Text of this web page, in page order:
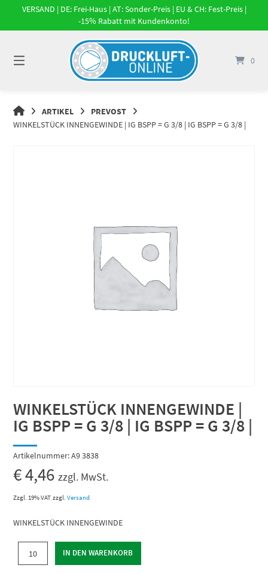
Springe
Inhalt
VERSAND | DE: Frei-Haus | AT: Sonder-Preis | EU & CH: Fest-Preis |
-15% Rabatt mit Kundenkonto!
0
DRUCKLUFT-
ONLINE
ARTIKEL
PREVOST
WINKELSTÜCK INNENGEWINDE | IG BSPP = G 3/8 | IG BSPP = G 3/8 |
WINKELSTÜCK INNENGEWINDE |
IG BSPP = G 3/8 | IG BSPP = G 3/8 |
Artikelnummer:A9 3838
€4,46 zzgl. MwSt.
Zzgl. 19% VAT zzgl.Versand
WINKELSTÜCK INNENGEWINDE
INNENGEWINDE
IN DEN WARENKORB